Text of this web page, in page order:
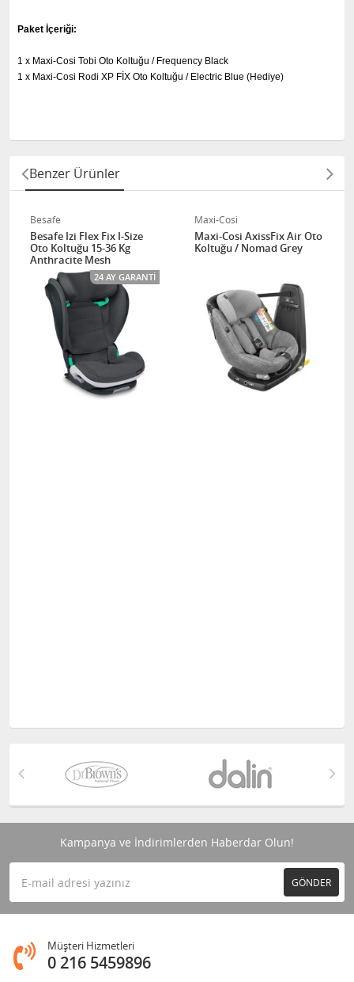
Paket İçeriği:
1 x Maxi-Cosi Tobi Oto Koltuğu / Frequency Black
1 x Maxi-Cosi Rodi XP FİX Oto Koltuğu / Electric Blue (Hediye)
Benzer Ürünler
Besafe
Besafe Izi Flex Fix I-Size
Oto Koltuğu 15-36 Kg
Anthracite Mesh
24 AY GARANTI
Maxi-Cosi
Maxi-Cosi AxissFix Air Oto
Koltuğu / Nomad Grey
Kampanya ve İndirimlerden Haberdar Olun!
GÖNDER
Müşteri Hizmetleri
0 216 5459896